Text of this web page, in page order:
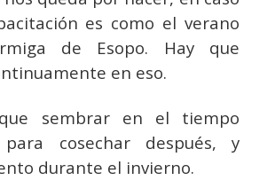
es como el verano
de Esopo. Hay que
en eso.
sembrar en el tiempo
para cosechar después, y
durante el invierno.